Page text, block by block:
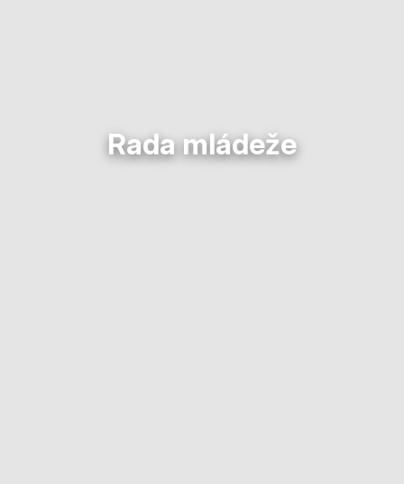
Rada mládeže